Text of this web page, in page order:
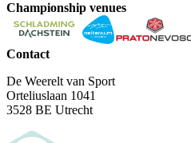
Championship venues
Contact
De Weerelt van Sport
Orteliuslaan 1041
3528 BE Utrecht